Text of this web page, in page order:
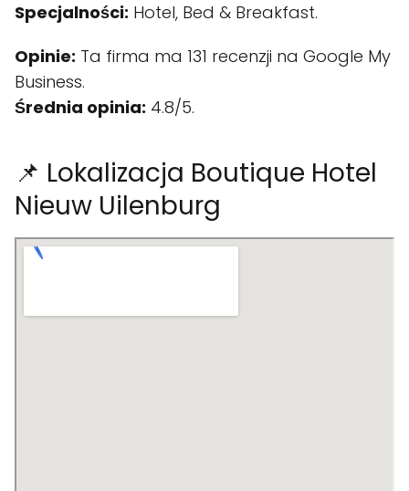
Specjalności: Hotel, Bed & Breakfast.
Opinie: Ta firma ma 131 recenzji na Google My
Business.
Średnia opinia: 4.8/5.
📌 Lokalizacja Boutique Hotel
Nieuw Uilenburg